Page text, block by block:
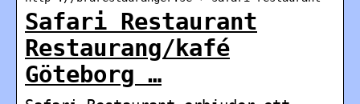
Safari Restaurant
Restaurang/kafé
Göteborg …